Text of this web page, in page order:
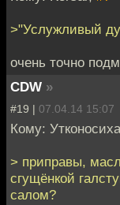
>"Услужливый
очень точно
CDW »
#19 | 07.04.14 15:07
Кому:
> приправы,
сгущёнкой
салом?